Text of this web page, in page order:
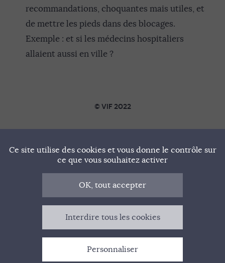
recommandations, choquantes mais utiles, et
de mettre les pieds dans des blocages.
Exemple : et si les médecins hospitaliers
allaient aussi en ville ?
© VIF 2022
SOUTENIR VIF
NOTRE MANIFESTE
QUI SOMMES-NOUS ?
MENTIONS LÉGALES
CONTACT
Ce site utilise des cookies et vous donne le contrôle sur
ce que vous souhaitez activer
OK, tout accepter
Interdire tous les cookies
Personnaliser